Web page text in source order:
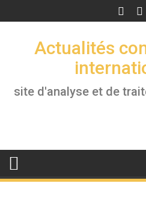
to
Actualités
site d'analyse et de